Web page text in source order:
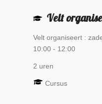
Velt
Velt organiseert :
10:00 - 12:00
2 uren
Cursus